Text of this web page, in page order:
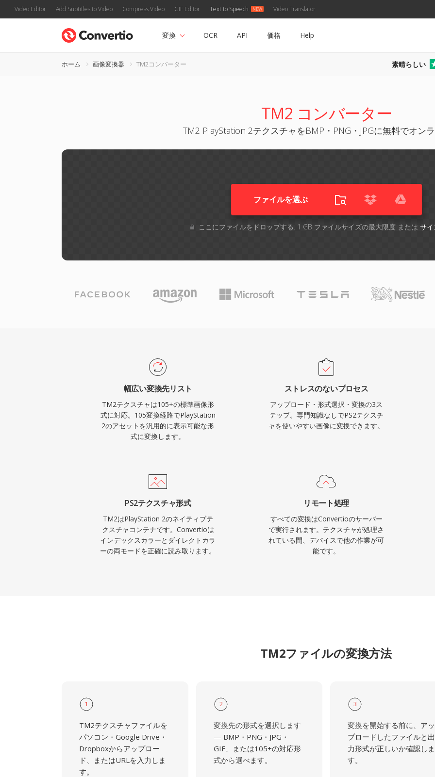
Video Editor Add Subtitles to Video Compress Video GIF Editor Text to Speech Video Translator
変換 OCR API 価格 Help
ホーム 画像変換器 TM2コンバーター 素晴らしい
TM2 コンバーター
TM2 PlayStation 2テクスチャをBMP・PNG・JPGに無料でオン
ファイルを選ぶ
ここにファイルをドロップする. 1 GB ファイルサイズの最大限度 または サ
幅広い変換先リスト
TM2テクスチャは105+の標準画像形
式に対応。105変換経路でPlayStation
2のアセットを汎用的に表示可能な形
式に変換します。
ストレスのないプロセス
アップロード・形式選択・変換の3ス
テップ。専門知識なしでPS2テクスチ
ャを使いやすい画像に変換できます。
PS2テクスチャ形式
TM2はPlayStation 2のネイティブテ
クスチャコンテナです。Convertioは
インデックスカラーとダイレクトカラ
ーの両モードを正確に読み取ります。
リモート処理
すべての変換はConvertioのサーバー
で実行されます。テクスチャが処理さ
れている間、デバイスで他の作業が可
能です。
TM2ファイルの変換方法
1
TM2テクスチャファイルを
パソコン・Google Drive・
Dropboxからアップロー
ド、またはURLを入力しま
す。
2
変換先の形式を選択します
— BMP・PNG・JPG・
GIF、または105+の対応形
式から選べます。
3
変換を開始する前に、アッ
プロードしたファイルと出
力形式が正しいか確認しま
す。